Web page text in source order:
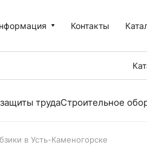
Контакты
трудаСтроительное
в Усть-Каменогорске